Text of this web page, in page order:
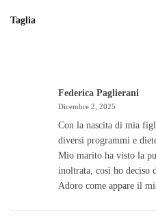
Taglia
Federica Paglierani
Dicembre 2, 2025
Con la nascita di mia
diversi programmi e
Mio marito ha visto la
inoltrata, così ho deciso
Adoro come appare il